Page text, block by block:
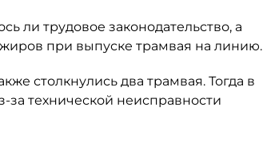
ли трудовое законодательство, а
при выпуске трамвая на линию.
столкнулись два трамвая. Тогда в
за технической неисправности